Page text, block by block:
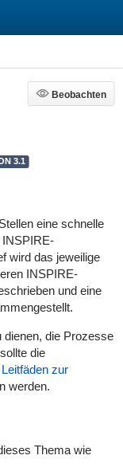
Beobachten
Beobachten
3.1
eine schnelle
INSPIRE-
wird das jeweilige
INSPIRE-
und eine
die Prozesse
die
zur
werden.
Thema wie